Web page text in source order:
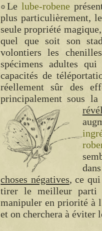
Lelube-robene
plus particulièrement,
seule propriété
quel que soit son
volontiers les
spécimens adultes
capacités de
réellement sûr des
principalement sous
choses négatives, ce
tirer le meilleur
manipuler en priorité à
et on cherchera à éviter